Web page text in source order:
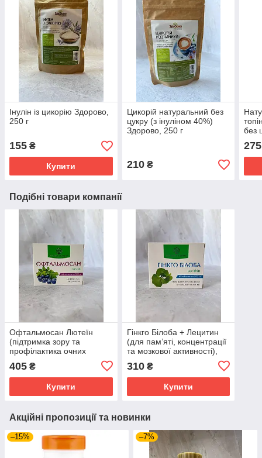
Інулін із цикорію Здорово,
250 г
155 ₴
Купити
Цикорій натуральний без
цукру (з інуліном 40%)
Здорово, 250 г
210₴
без
275
Подібні товари компанії
Офтальмосан Лютеїн
(підтримка зору та
профілактика очних
добавка, Рослина Карпат,
60 таблеток
405 ₴
Купити
Гінкго Білоба + Лецитин
(для пам’яті, концентрації
та мозкової активності),
Дієтична добавка, Рослина
Карпат, 60 таблеток
310₴
Купити
Акційні пропозиції та новинки
–15% –7%